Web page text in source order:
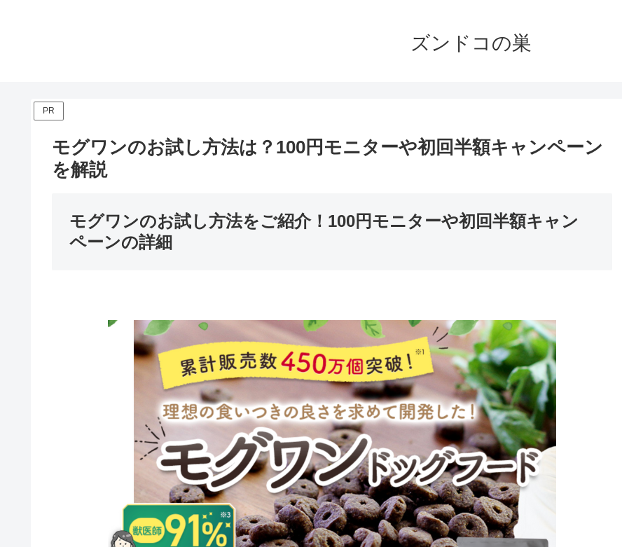
ズンドコの巣
PR
モグワンのお試し方法は？100円モニターや初回半額キャンペーン
を解説
モグワンのお試し方法をご紹介！100円モニターや初回半額キャン
ペーンの詳細